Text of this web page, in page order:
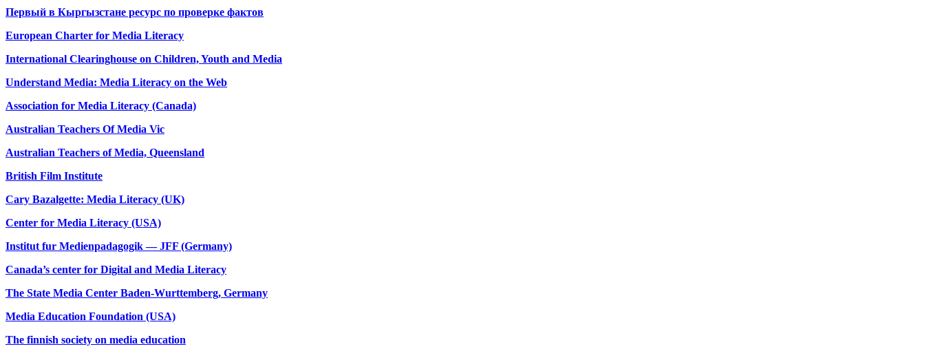
Первый в Кыргызстане ресурс по проверке фактов
European Charter for Media Literacy
International Clearinghouse on Children, Youth and Media
Understand Media: Media Literacy on the Web
Association for Media Literacy (Canada)
Australian Teachers Of Media Vic
Australian Teachers of Media, Queensland
British Film Institute
Cary Bazalgette: Media Literacy (UK)
Center for Media Literacy (USA)
Institut fur Medienpadagogik—JFF (Germany)
Canada’s center for Digital and Media Literacy
The State Media Center Baden-Wurttemberg, Germany
Media Education Foundation (USA)
The finnish society on media education